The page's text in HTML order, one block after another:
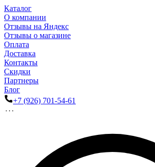
Каталог
О компании
Отзывы на Яндекс
Отзывы о магазине
Оплата
Доставка
Контакты
Скидки
Партнеры
Блог
+7 (926) 701-54-61